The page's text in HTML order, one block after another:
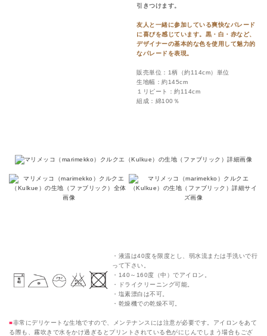
引きつけます。
友人と一緒に参加している爽快なパレード
に喜びを感じています。黒・白・赤など、
デザイナーの基本的な色を使用して魅力的
なパレードを表現。
販売単位：1柄（約114cm）単位
生地幅：約145cm
１リピート：約114cm
組成：綿100％
・液温は40度を限度とし、弱水流または手洗いで行
って下さい。
・140～160度（中）でアイロン。
・ドライクリーニング可能。
・塩素漂白は不可。
・乾燥機での乾燥不可。
■非常にデリケートな生地ですので、メンテナンスには注意が必要です。アイロンをあて
る際も、霧吹きで水をかけ過ぎるとプリントされている色がにじんでしまう場合もござ